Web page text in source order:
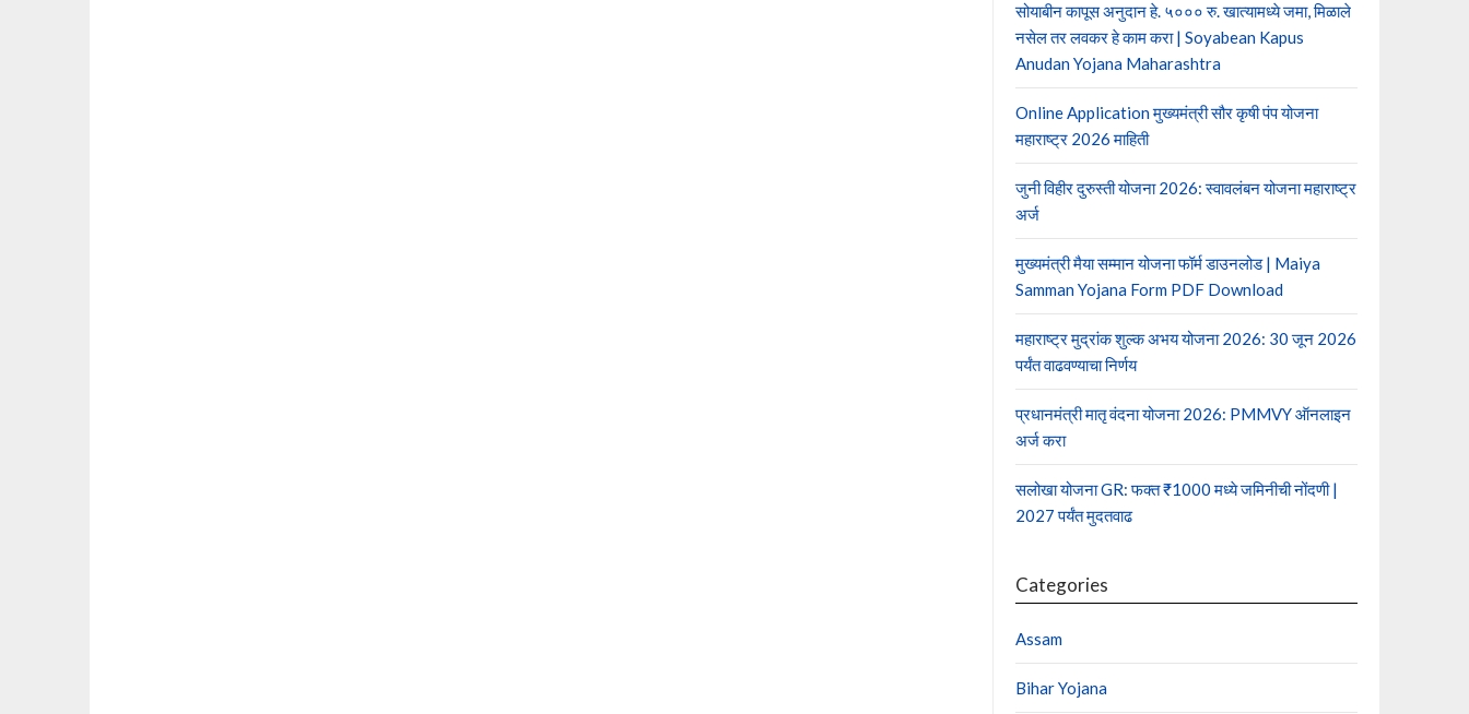
सोयाबीन कापूस अनुदान हे. ५००० रु. खात्यामध्ये जमा, मिळाले
नसेल तर लवकर हे काम करा | Soyabean Kapus
Anudan Yojana Maharashtra
Online Application मुख्यमंत्री सौर कृषी पंप योजना
महाराष्ट्र 2026 माहिती
जुनी विहीर दुरुस्ती योजना 2026: स्वावलंबन योजना महाराष्ट्र
अर्ज
मुख्यमंत्री मैया सम्मान योजना फॉर्म डाउनलोड | Maiya
Samman Yojana Form PDF Download
महाराष्ट्र मुद्रांक शुल्क अभय योजना 2026: 30 जून 2026
पर्यंत वाढवण्याचा निर्णय
प्रधानमंत्री मातृ वंदना योजना 2026: PMMVY ऑनलाइन
अर्ज करा
सलोखा योजना GR: फक्त ₹1000 मध्ये जमिनीची नोंदणी |
2027 पर्यंत मुदतवाढ
Categories
Assam
Bihar Yojana